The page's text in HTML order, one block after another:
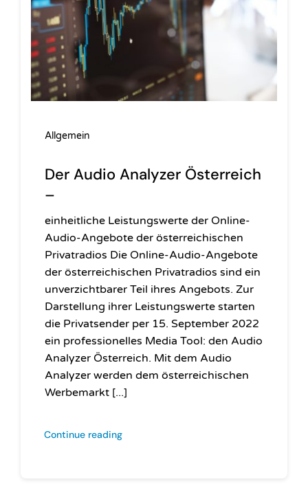
Allgemein
Der Audio Analyzer Österreich
–
einheitliche Leistungswerte der Online-
Audio-Angebote der österreichischen
Privatradios Die Online-Audio-Angebote
der österreichischen Privatradios sind ein
unverzichtbarer Teil ihres Angebots. Zur
Darstellung ihrer Leistungswerte starten
die Privatsender per 15. September 2022
ein professionelles Media Tool: den Audio
Analyzer Österreich. Mit dem Audio
Analyzer werden dem österreichischen
Werbemarkt [...]
Continue reading